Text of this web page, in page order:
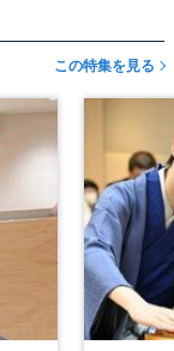
この特集を見る